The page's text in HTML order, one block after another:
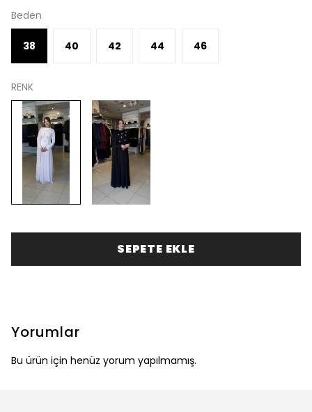
Beden
38 40 42 44 46
RENK
SEPETE EKLE
Yorumlar
Bu ürün için henüz yorum yapılmamış.